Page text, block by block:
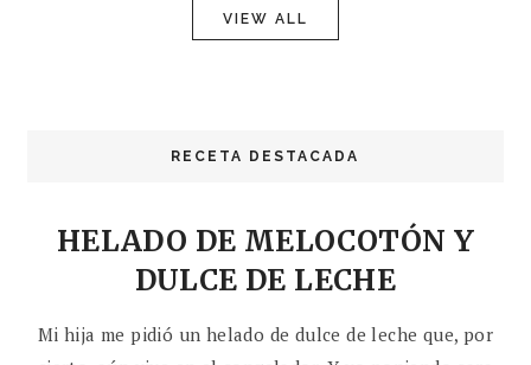
VIEW ALL
RECETA DESTACADA
HELADO DE MELOCOTÓN Y
DULCE DE LECHE
Mi hija me pidió un helado de dulce de leche que, por